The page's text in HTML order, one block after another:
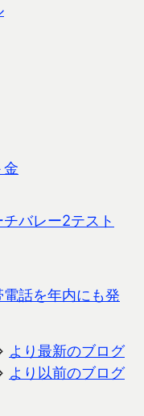
金
バレー2テスト
話を年内にも発
より最新のブログ
より以前のブログ